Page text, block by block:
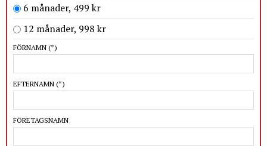
6 månader, 499 kr
12 månader, 998 kr
FÖRNAMN (*)
EFTERNAMN (*)
FÖRETAGSNAMN